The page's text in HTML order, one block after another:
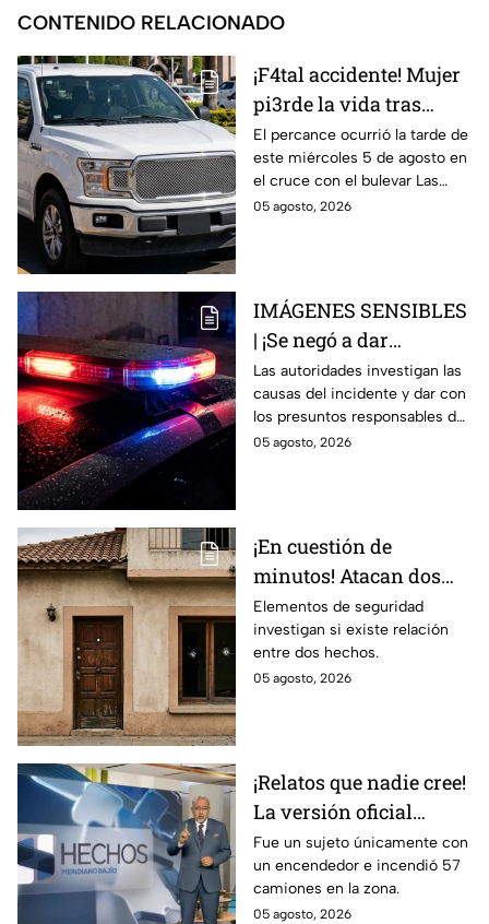
CONTENIDO RELACIONADO
¡F4tal accidente! Mujer
pi3rde la vida tras
chocar con unidad
oficial en Guanajuato;
así sucedió
El percance ocurrió la tarde de
este miércoles 5 de agosto en
el cruce con el bulevar Las
Torres y la calle Rayón.
05 agosto, 2026
IMÁGENES SENSIBLES
| ¡Se negó a dar
información y termina
en trag3dia! Así perdió
la vid4 un velador
mientras laboraba
Las autoridades investigan las
causas del incidente y dar con
los presuntos responsables del
hecho.
05 agosto, 2026
¡En cuestión de
minutos! Atacan dos
viviendas en distinto
puntos en Celaya; así
ocurrió
Elementos de seguridad
investigan si existe relación
entre dos hechos.
05 agosto, 2026
¡Relatos que nadie cree!
La versión oficial
pretende que creamos
que fue un solo hombre
en caso de Tamaulipas
Fue un sujeto únicamente con
un encendedor e incendió 57
camiones en la zona.
05 agosto, 2026